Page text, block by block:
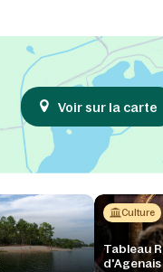
Voir sur la carte
Culture
Tableau
d'Agenais